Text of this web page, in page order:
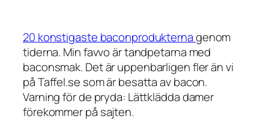
20 konstigaste baconprodukternagenom
tiderna. Min favvo är tandpetarna med
baconsmak. Det är uppenbarligen fler än vi
på Taffel.se som är besatta av bacon.
Varning för de pryda: Lättklädda damer
förekommer på sajten.